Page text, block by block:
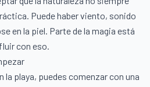
Puede haber viento, sonido
en la piel. Parte de la magia está
con eso.
la playa, puedes comenzar con una